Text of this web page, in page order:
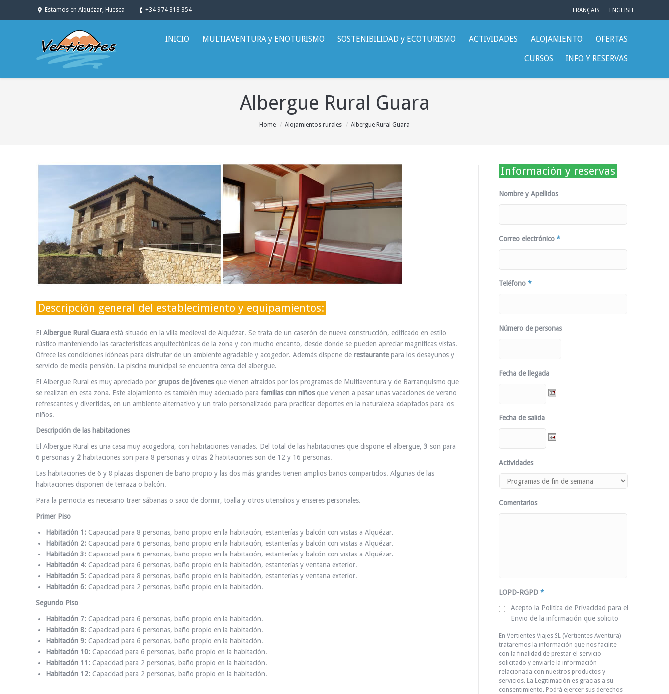
Estamos en Alquézar, Huesca +34 974 318 354 FRANÇAIS ENGLISH
INICIO MULTIAVENTURA y ENOTURISMO SOSTENIBILIDAD y ECOTURISMO ACTIVIDADES ALOJAMIENTO OFERTAS
CURSOS INFO Y RESERVAS
Albergue Rural Guara
Home Alojamientos rurales Albergue Rural Guara
Descripción general del establecimiento y equipamientos:
El Albergue Rural Guara está situado en la villa medieval de Alquézar. Se trata de un caserón de nueva construcción, edificado en estilo
rústico manteniendo las características arquitectónicas de la zona y con mucho encanto, desde donde se pueden apreciar magníficas vistas.
Ofrece las condiciones idóneas para disfrutar de un ambiente agradable y acogedor. Además dispone de restaurantepara los desayunos y
servicio de media pensión. La piscina municipal se encuentra cerca del albergue.
El Albergue Rural es muy apreciado por grupos de jóvenesque vienen atraídos por los programas de Multiaventura y de Barranquismo que
se realizan en esta zona. Este alojamiento es también muy adecuado para familias con niñosque vienen a pasar unas vacaciones de verano
refrescantes y divertidas, en un ambiente alternativo y un trato personalizado para practicar deportes en la naturaleza adaptados para los
niños.
Descripción de las habitaciones
El Albergue Rural es una casa muy acogedora, con habitaciones variadas. Del total de las habitaciones que dispone el albergue, 3 son para
6 personas y 2 habitaciones son para 8 personas y otras 2 habitaciones son de 12 y 16 personas.
Las habitaciones de 6 y 8 plazas disponen de baño propio y las dos más grandes tienen amplios baños compartidos. Algunas de las
habitaciones disponen de terraza o balcón.
Para la pernocta es necesario traer sábanas o saco de dormir, toalla y otros utensilios y enseres personales.
Primer Piso
Habitación 1: Capacidad para 8 personas, baño propio en la habitación, estanterías y balcón con vistas a Alquézar.
Habitación 2: Capacidad para 6 personas, baño propio en la habitación, estanterías y balcón con vistas a Alquézar.
Habitación 3: Capacidad para 6 personas, baño propio en la habitación, estanterías y balcón con vistas a Alquézar.
Habitación 4: Capacidad para 6 personas, baño propio en la habitación, estanterías y ventana exterior.
Habitación 5: Capacidad para 8 personas, baño propio en la habitación, estanterías y ventana exterior.
Habitación 6: Capacidad para 2 personas, baño propio en la habitación.
Segundo Piso
Habitación 7: Capacidad para 6 personas, baño propio en la habitación.
Habitación 8: Capacidad para 6 personas, baño propio en la habitación.
Habitación 9: Capacidad para 6 personas, baño propio en la habitación.
Habitación 10: Capacidad para 6 personas, baño propio en la habitación.
Habitación 11: Capacidad para 2 personas, baño propio en la habitación.
Habitación 12: Capacidad para 2 personas, baño propio en la habitación.
Información y reservas
Nombre y Apellidos
Correo electrónico *
Teléfono *
Número de personas
Fecha de llegada
Fecha de salida
Actividades
Comentarios
LOPD-RGPD *
Acepto la Politica de Privacidad para el
Envio de la información que solicito
En Vertientes Viajes SL (Vertientes Aventura)
trataremos la información que nos facilite
con la finalidad de prestar el servicio
solicitado y enviarle la información
relacionada con nuestros productos y
servicios. La Legitimación es gracias a su
consentimiento. Podrá ejercer sus derechos